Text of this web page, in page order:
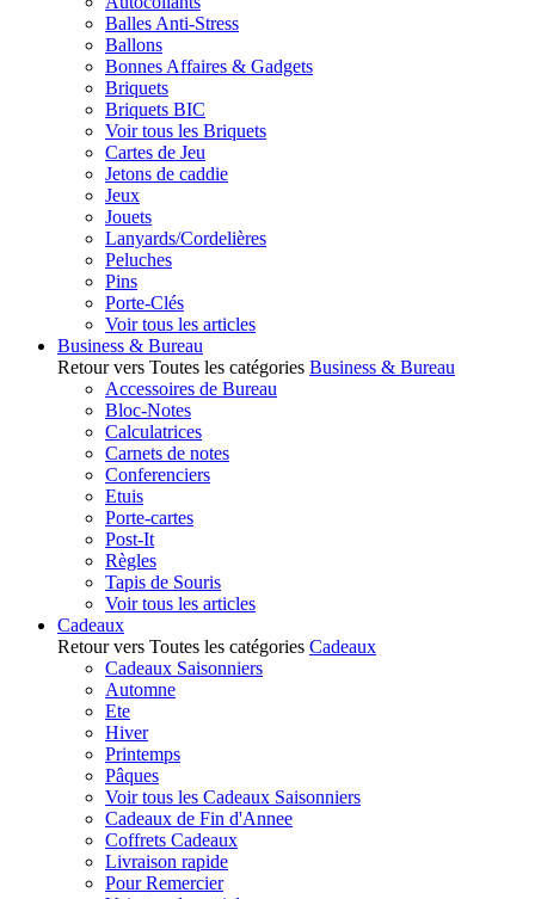
Balles Anti-Stress
Ballons
Bonnes Affaires & Gadgets
Briquets
Briquets BIC
Voir tous les Briquets
Cartes de Jeu
Jetons de caddie
Jeux
Jouets
Lanyards/Cordelières
Peluches
Pins
Porte-Clés
Voir tous les articles
Business & Bureau
Retour vers Toutes les catégories Business & Bureau
Accessoires de Bureau
Bloc-Notes
Calculatrices
Carnets de notes
Conferenciers
Etuis
Porte-cartes
Post-It
Règles
Tapis de Souris
Voir tous les articles
Cadeaux
Retour vers Toutes les catégories Cadeaux
Cadeaux Saisonniers
Automne
Ete
Hiver
Printemps
Pâques
Voir tous les Cadeaux Saisonniers
Cadeaux de Fin d'Annee
Coffrets Cadeaux
Livraison rapide
Pour Remercier